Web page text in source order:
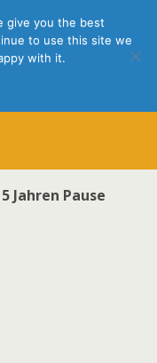
Jahren Pause
give you the best
to use this site we
with it.